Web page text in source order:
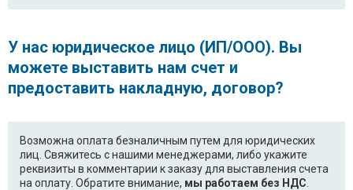
WD-
80160NUP.AOWPTSK
WD-80156SUP.AGLPEAK M1292QD1.ABWPCOM
80185NUP.AMSPTSK
WD-80490TP.AOWPTSK WD-10192N.AOWPUKR
У нас юридическое лицо (ИП/ООО). Вы
можете выставить нам счет и
предоставить накладную, договор?
Возможна оплата безналичным путем для юридических
лиц. Свяжитесь с нашими менеджерами, либо укажите
реквизиты в комментарии к заказу для выставления счета
на оплату. Обратите внимание, мы работаем без НДС